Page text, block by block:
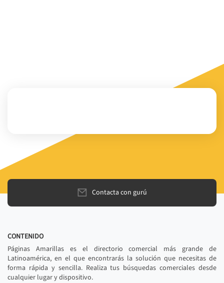
Contacta con gurú
CONTENIDO
Páginas Amarillas es el directorio comercial más grande de
Latinoamérica, en el que encontrarás la solución que necesitas de
forma rápida y sencilla. Realiza tus búsquedas comerciales desde
cualquier lugar y dispositivo.